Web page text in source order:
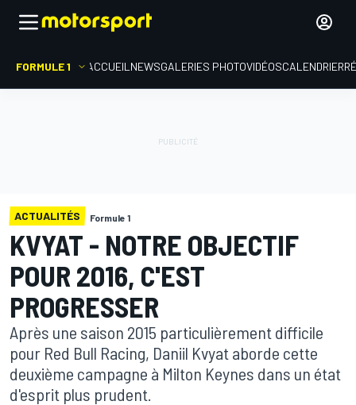
FORMULE 1 ACCUEIL NEWSGALERIES PHOTOVIDÉOSCALENDRIER
ACTUALITÉS Formule 1
KVYAT - NOTRE OBJECTIF
POUR 2016, C'EST
PROGRESSER
Après une saison 2015 particulièrement difficile
pour Red Bull Racing, Daniil Kvyat aborde cette
deuxième campagne à Milton Keynes dans un état
d'esprit plus prudent.